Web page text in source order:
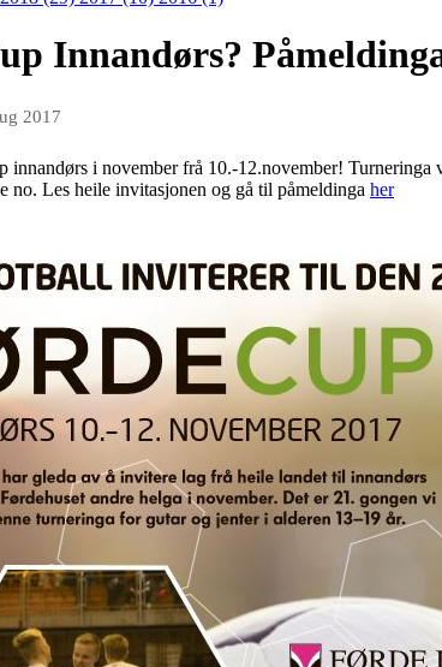
Innandørs?
2017
innandørs i november frå 10.-12.november!
no. Les heile invitasjonen og gå til påmeldinga her